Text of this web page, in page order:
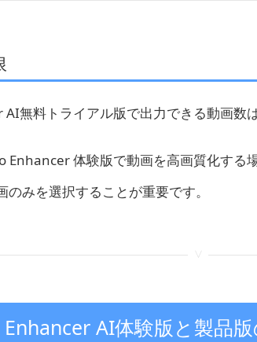
無料トライアル版で出力できる動画数
Enhancer 体験版で動画を高画質化す
みを選択することが重要です。
AI体験版と製品